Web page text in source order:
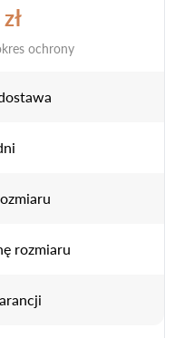
ochrony
rozmiaru